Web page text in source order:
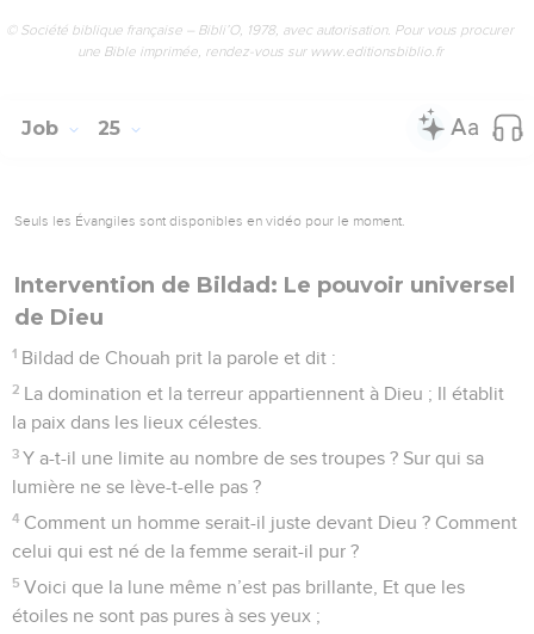
© Société biblique française – Bibli’O, 1978, avec autorisation. Pour vous procurer
une Bible imprimée, rendez-vous sur www.editionsbiblio.fr
Job 25
Seuls les Évangiles sont disponibles en vidéo pour le moment.
Intervention de Bildad: Le pouvoir universel
de Dieu
1 Bildad de Chouah prit la parole et dit :
2 La domination et la terreur appartiennent à Dieu ; Il établit
la paix dans les lieux célestes.
3 Y a-t-il une limite au nombre de ses troupes ? Sur qui sa
lumière ne se lève-t-elle pas ?
4 Comment un homme serait-il juste devant Dieu ? Comment
celui qui est né de la femme serait-il pur ?
5 Voici que la lune même n’est pas brillante, Et que les
étoiles ne sont pas pures à ses yeux ;